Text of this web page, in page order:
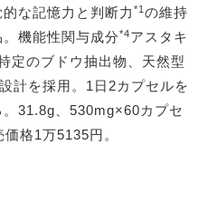
な記憶力と判断力 *1 の維持
機能性関与成分*4アスタキ
定のブドウ抽出物、天然型
計を採用。1日2カプセルを
31.8g、530mg×60カプセ
格1万5135円。